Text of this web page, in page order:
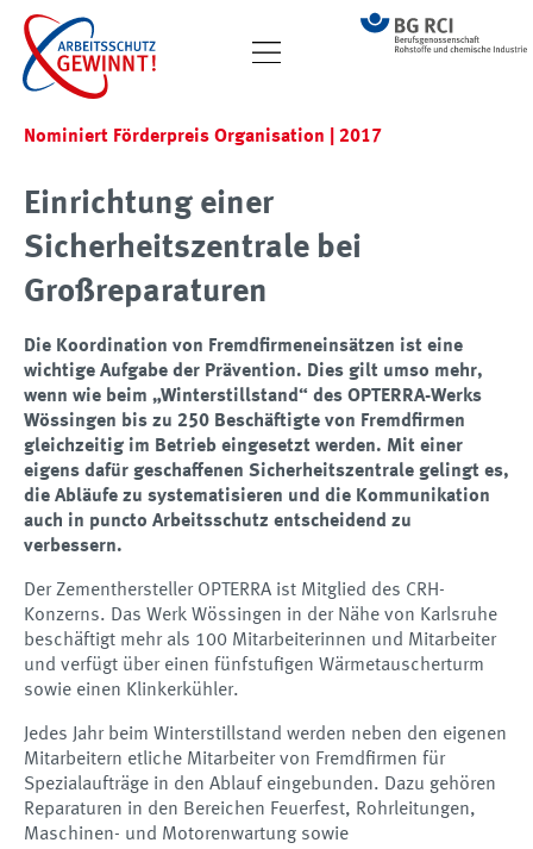
Nominiert Förderpreis Organisation | 2017
Einrichtung einer
Sicherheitszentrale bei
Großreparaturen
Die Koordination von Fremdfirmeneinsätzen ist eine
wichtige Aufgabe der Prävention. Dies gilt umso mehr,
wenn wie beim „Winterstillstand“ des OPTERRA-Werks
Wössingen bis zu 250 Beschäftigte von Fremdfirmen
gleichzeitig im Betrieb eingesetzt werden. Mit einer
eigens dafür geschaffenen Sicherheitszentrale gelingt es,
die Abläufe zu systematisieren und die Kommunikation
auch in puncto Arbeitsschutz entscheidend zu
verbessern.
Der Zementhersteller OPTERRA ist Mitglied des CRH-
Konzerns. Das Werk Wössingen in der Nähe von Karlsruhe
beschäftigt mehr als 100 Mitarbeiterinnen und Mitarbeiter
und verfügt über einen fünfstufigen Wärmetauscherturm
sowie einen Klinkerkühler.
Jedes Jahr beim Winterstillstand werden neben den eigenen
Mitarbeitern etliche Mitarbeiter von Fremdfirmen für
Spezialaufträge in den Ablauf eingebunden. Dazu gehören
Reparaturen in den Bereichen Feuerfest, Rohrleitungen,
Maschinen- und Motorenwartung sowie